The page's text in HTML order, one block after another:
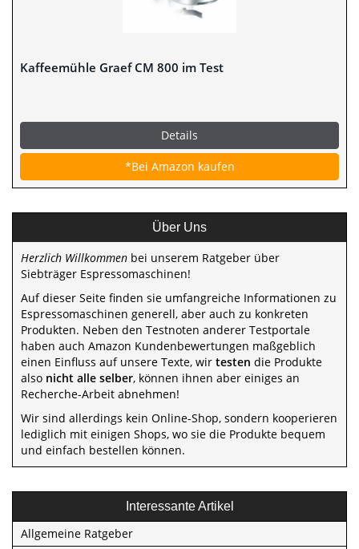
Kaffeemühle Graef CM 800 im Test
Details
*Bei Amazon kaufen
Über Uns
Herzlich Willkommen bei unserem Ratgeber über
Siebträger Espressomaschinen!
Auf dieser Seite finden sie umfangreiche Informationen zu
Espressomaschinen generell, aber auch zu konkreten
Produkten. Neben den Testnoten anderer Testportale
haben auch Amazon Kundenbewertungen maßgeblich
einen Einfluss auf unsere Texte, wir testen die Produkte
also nicht alle selber, können ihnen aber einiges an
Recherche-Arbeit abnehmen!
Wir sind allerdings kein Online-Shop, sondern kooperieren
lediglich mit einigen Shops, wo sie die Produkte bequem
und einfach bestellen können.
Interessante Artikel
Allgemeine Ratgeber